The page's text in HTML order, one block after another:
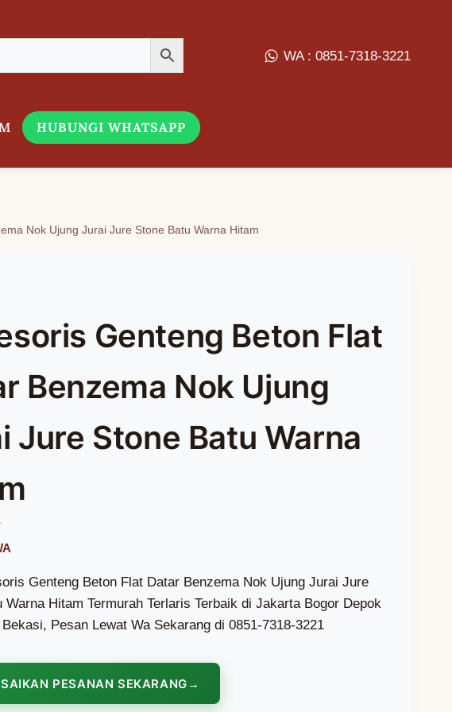
WA : 0851-7318-3221
HUBUNGI WHATSAPP
Nok Ujung Jurai Jure Stone Batu Warna Hitam
Genteng Beton Flat
Benzema Nok Ujung
Jure Stone Batu Warna
Genteng Beton Flat Datar Benzema Nok Ujung Jurai Jure
Warna Hitam Termurah Terlaris Terbaik di Jakarta Bogor Depok
Bekasi, Pesan Lewat Wa Sekarang di 0851-7318-3221
PESANAN SEKARANG